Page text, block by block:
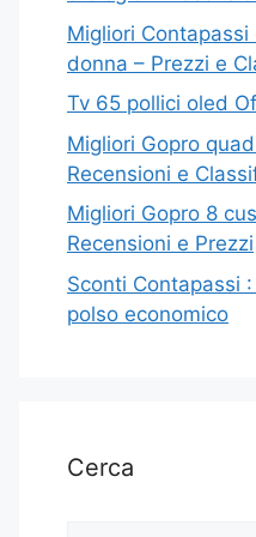
Migliori
donna – Prezzi e
Tv 65 pollici oled
Migliori Gopro
Recensioni e
Migliori Gopro 8
Recensioni e Prezzi
Sconti Contapassi
polso economico
Cerca